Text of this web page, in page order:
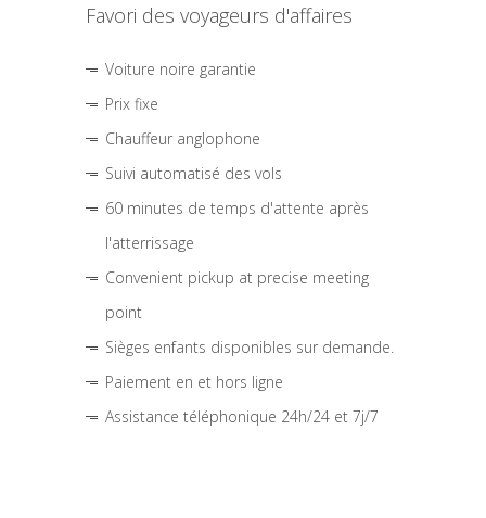
Favori des voyageurs d'affaires
Voiture noire garantie
Prix fixe
Chauffeur anglophone
Suivi automatisé des vols
60 minutes de temps d'attente après
l'atterrissage
Convenient pickup at precise meeting
point
Sièges enfants disponibles sur demande.
Paiement en et hors ligne
Assistance téléphonique 24h/24 et 7j/7